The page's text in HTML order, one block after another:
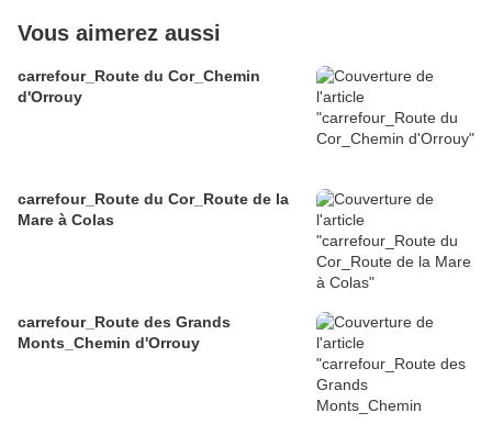
Vous aimerez aussi
carrefour_Route du Cor_Chemin
d'Orrouy
carrefour_Route du Cor_Route de la
Mare à Colas
carrefour_Route des Grands
Monts_Chemin d'Orrouy